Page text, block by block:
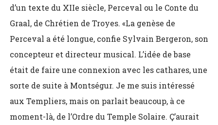
d’un texte du XIIe siècle, Perceval ou le Conte du
Graal, de Chrétien de Troyes. «La genèse de
Perceval a été longue, confie Sylvain Bergeron, son
concepteur et directeur musical. L’idée de base
était de faire une connexion avec les cathares, une
sorte de suite à Montségur. Je me suis intéressé
aux Templiers, mais on parlait beaucoup, à ce
moment-là, de l’Ordre du Temple Solaire. Ç’aurait